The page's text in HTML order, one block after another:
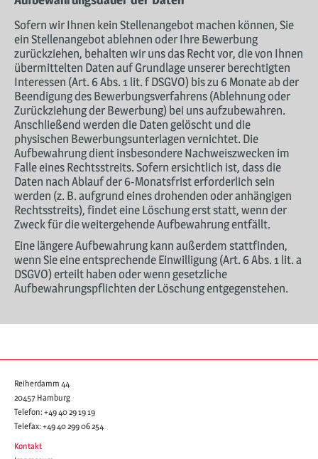
Sofern wir Ihnen kein Stellenangebot machen können, Sie
ein Stellenangebot ablehnen oder Ihre Bewerbung
zurückziehen, behalten wir uns das Recht vor, die von Ihnen
übermittelten Daten auf Grundlage unserer berechtigten
Interessen (Art. 6 Abs. 1 lit. f DSGVO) bis zu 6 Monate ab der
Beendigung des Bewerbungsverfahrens (Ablehnung oder
Zurückziehung der Bewerbung) bei uns aufzubewahren.
Anschließend werden die Daten gelöscht und die
physischen Bewerbungsunterlagen vernichtet. Die
Aufbewahrung dient insbesondere Nachweiszwecken im
Falle eines Rechtsstreits. Sofern ersichtlich ist, dass die
Daten nach Ablauf der 6-Monatsfrist erforderlich sein
werden (z. B. aufgrund eines drohenden oder anhängigen
Rechtsstreits), findet eine Löschung erst statt, wenn der
Zweck für die weitergehende Aufbewahrung entfällt.
Eine längere Aufbewahrung kann außerdem stattfinden,
wenn Sie eine entsprechende Einwilligung (Art. 6 Abs. 1 lit. a
DSGVO) erteilt haben oder wenn gesetzliche
Aufbewahrungspflichten der Löschung entgegenstehen.
Reiherdamm 44
20457 Hamburg
Telefon:+49 40 29 19 19
Telefax:+49 40 299 06 254
Kontakt